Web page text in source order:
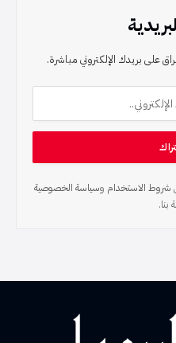
على بريدك الإلكتروني مباشرة.
شروط الاستخدام وسياسة الخصوصية
بنا.